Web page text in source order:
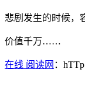
悲剧发生的时候，
价值千万……
在线 阅读网 ：